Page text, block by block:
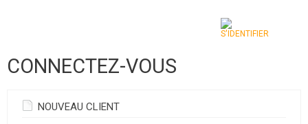
CATÉGORIES
AIRSOFT GUNS
CONNECTEZ-VOUS
NOUVEAU CLIENT